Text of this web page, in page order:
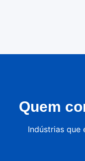
Quem
Indústrias que